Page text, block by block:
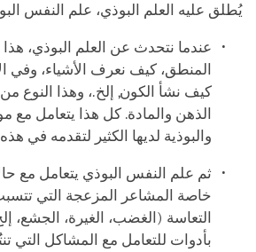
يُطلق عليه العلم البوذي، علم النفس
عندما نتحدث عن العلم البوذي،
المنطق، كيف نعرف الأشياء،
كيف نشأ الكون, إلخ.، وهذا النوع من
الذهن والمادة. كل هذا يتعامل مع
والبوذية لديها الكثير لتقدمه في
ثم علم النفس البوذي يتعامل مع
خاصة المشاعر المزعجة التي
التعاسة (الغضب، الغيرة، الجشع،
بأدوات للتعامل مع المشاكل التي